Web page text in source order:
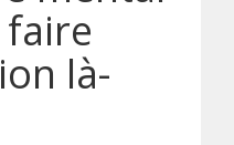
là-